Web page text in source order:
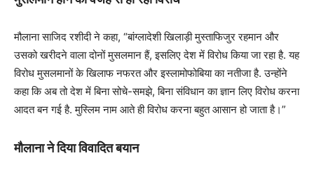
मौलाना साजिद रशीदी ने कहा, “बांग्लादेशी खिलाड़ी मुस्ताफिजुर रहमान और
उसको खरीदने वाला दोनों मुसलमान हैं, इसलिए देश में विरोध किया जा रहा है. यह
विरोध मुसलमानों के खिलाफ नफरत और इस्लामोफोबिया का नतीजा है. उन्होंने
कहा कि अब तो देश में बिना सोचे-समझे, बिना संविधान का ज्ञान लिए विरोध करना
आदत बन गई है. मुस्लिम नाम आते ही विरोध करना बहुत आसान हो जाता है।”
मौलाना ने दिया विवादित बयान